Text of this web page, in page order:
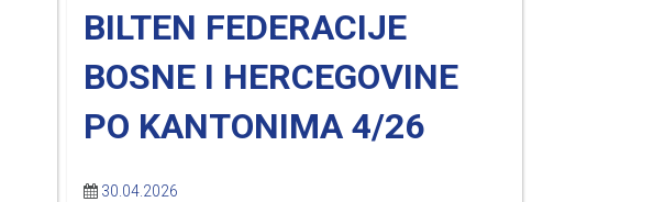
BILTEN FEDERACIJE
BOSNE I HERCEGOVINE
PO KANTONIMA 4/26
30.04.2026